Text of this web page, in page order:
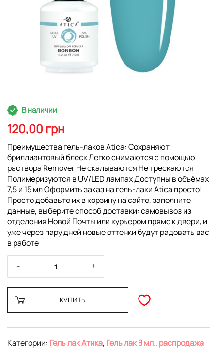
Перейти
к
началу
галереи
изображений
В наличии
120,00 грн
Преимущества гель-лаков Atica: Сохраняют
бриллиантовый блеск Легко снимаются с помощью
раствора Remover Не скалываются Не трескаются
Полимеризуются в UV/LED лампах Доступны в объёмах
7,5 и 15 мл Оформить заказ на гель-лаки Atica просто!
Просто добавьте их в корзину на сайте, заполните
данные, выберите способ доставки: самовывоз из
отделения Новой Почты или курьером прямо к двери, и
уже через пару дней новые оттенки будут радовать вас
в работе
КУПИТЬ
Категории: Гель лак Атика, Гель лак 8 мл., распродажа